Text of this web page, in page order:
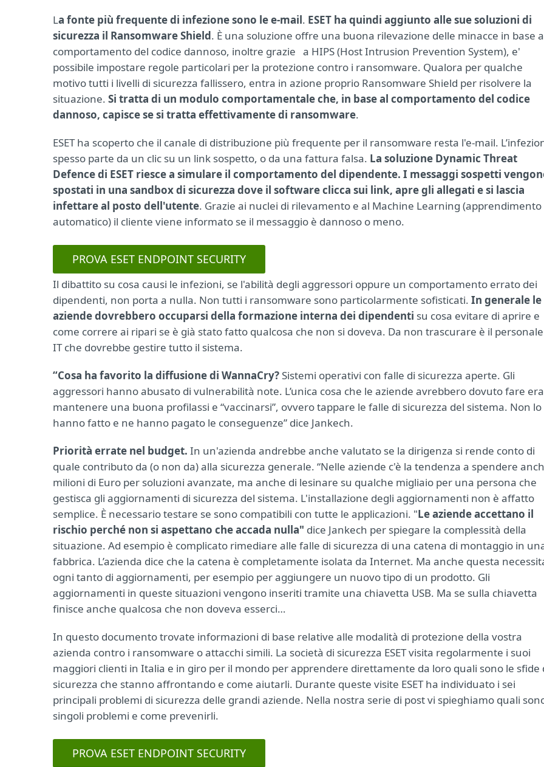
La fonte più frequente di infezione sono le e-mail. ESET ha quindi aggiunto alle sue soluzioni di
sicurezza il Ransomware Shield. È una soluzione offre una buona rilevazione delle minacce in base
comportamento del codice dannoso, inoltre grazie a HIPS (Host Intrusion Prevention System), e'
possibile impostare regole particolari per la protezione contro i ransomware. Qualora per qualche
motivo tutti i livelli di sicurezza fallissero, entra in azione proprio Ransomware Shield per risolvere la
situazione. Si tratta di un modulo comportamentale che, in base al comportamento del codice
dannoso, capisce se si tratta effettivamente di ransomware.
ESET ha scoperto che il canale di distribuzione più frequente per il ransomware resta l'e-mail.
spesso parte da un clic su un link sospetto, o da una fattura falsa. La soluzione Dynamic Threat
Defence di ESET riesce a simulare il comportamento del dipendente. I messaggi sospetti
spostati in una sandbox di sicurezza dove il software clicca sui link, apre gli allegati e si lascia
infettare al posto dell'utente. Grazie ai nuclei di rilevamento e al Machine Learning (apprendimento
automatico) il cliente viene informato se il messaggio è dannoso o meno.
PROVA ESET ENDPOINT SECURITY
Il dibattito su cosa causi le infezioni, se l'abilità degli aggressori oppure un comportamento errato dei
dipendenti, non porta a nulla. Non tutti i ransomware sono particolarmente sofisticati. In generale le
aziende dovrebbero occuparsi della formazione interna dei dipendenti su cosa evitare di aprire e
come correre ai ripari se è già stato fatto qualcosa che non si doveva. Da non trascurare è il personale
IT che dovrebbe gestire tutto il sistema.
“Cosa ha favorito la diffusione di WannaCry? Sistemi operativi con falle di sicurezza aperte. Gli
aggressori hanno abusato di vulnerabilità note. L’unica cosa che le aziende avrebbero dovuto fare era
mantenere una buona profilassi e “vaccinarsi”, ovvero tappare le falle di sicurezza del sistema. Non lo
hanno fatto e ne hanno pagato le conseguenze” dice Jankech.
Priorità errate nel budget. In un'azienda andrebbe anche valutato se la dirigenza si rende conto di
quale contributo da (o non da) alla sicurezza generale. “Nelle aziende c'è la tendenza a spendere
milioni di Euro per soluzioni avanzate, ma anche di lesinare su qualche migliaio per una persona che
gestisca gli aggiornamenti di sicurezza del sistema. L'installazione degli aggiornamenti non è affatto
semplice. È necessario testare se sono compatibili con tutte le applicazioni. "Le aziende accettano il
rischio perché non si aspettano che accada nulla" dice Jankech per spiegare la complessità della
situazione. Ad esempio è complicato rimediare alle falle di sicurezza di una catena di montaggio in
fabbrica. L’azienda dice che la catena è completamente isolata da Internet. Ma anche questa
ogni tanto di aggiornamenti, per esempio per aggiungere un nuovo tipo di un prodotto. Gli
aggiornamenti in queste situazioni vengono inseriti tramite una chiavetta USB. Ma se sulla chiavetta
finisce anche qualcosa che non doveva esserci…
In questo documento trovate informazioni di base relative alle modalità di protezione della vostra
azienda contro i ransomware o attacchi simili. La società di sicurezza ESET visita regolarmente i suoi
maggiori clienti in Italia e in giro per il mondo per apprendere direttamente da loro quali sono le sfide
sicurezza che stanno affrontando e come aiutarli. Durante queste visite ESET ha individuato i sei
principali problemi di sicurezza delle grandi aziende. Nella nostra serie di post vi spieghiamo quali
singoli problemi e come prevenirli.
PROVA ESET ENDPOINT SECURITY